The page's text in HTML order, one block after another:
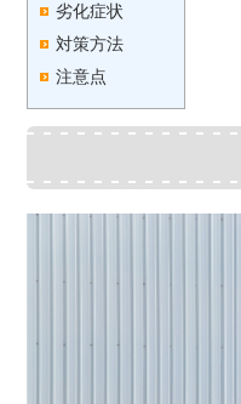
劣化症状
対策方法
注意点